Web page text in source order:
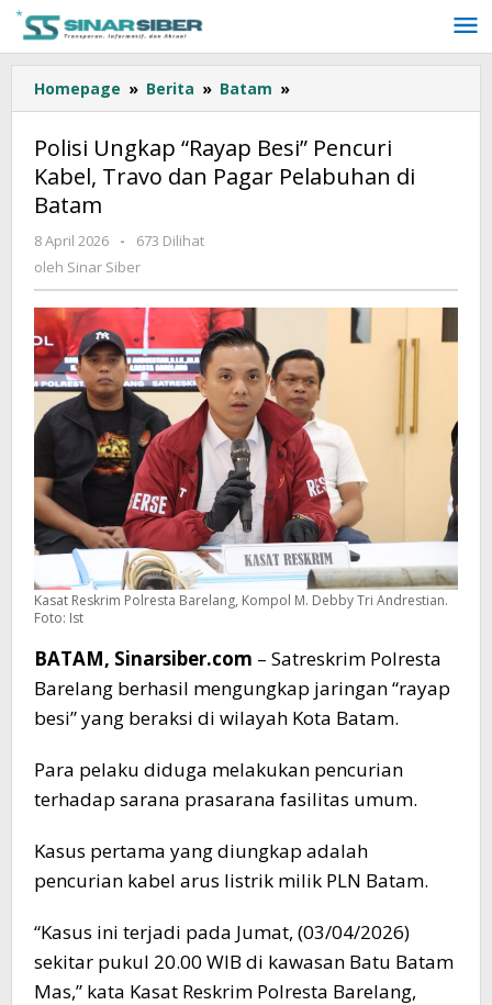
Lewati
konten
Homepage » Berita » Batam »
Ungkap
Besi”
Pencuri
Pelabuhan
Polisi Ungkap “Rayap Besi” Pencuri
Kabel, Travo dan Pagar Pelabuhan di
Batam
8 April 2026
oleh
Sinar
-
673 Dilihat
oleh Sinar Siber
Kasat Reskrim Polresta Barelang, Kompol M. Debby Tri Andrestian.
Foto: Ist
BATAM, Sinarsiber.com – Satreskrim Polresta
Barelang berhasil mengungkap jaringan “rayap
besi” yang beraksi di wilayah Kota Batam.
Para pelaku diduga melakukan pencurian
terhadap sarana prasarana fasilitas umum.
Kasus pertama yang diungkap adalah
pencurian kabel arus listrik milik PLN Batam.
“Kasus ini terjadi pada Jumat, (03/04/2026)
sekitar pukul 20.00 WIB di kawasan Batu Batam
Mas,” kata Kasat Reskrim Polresta Barelang,